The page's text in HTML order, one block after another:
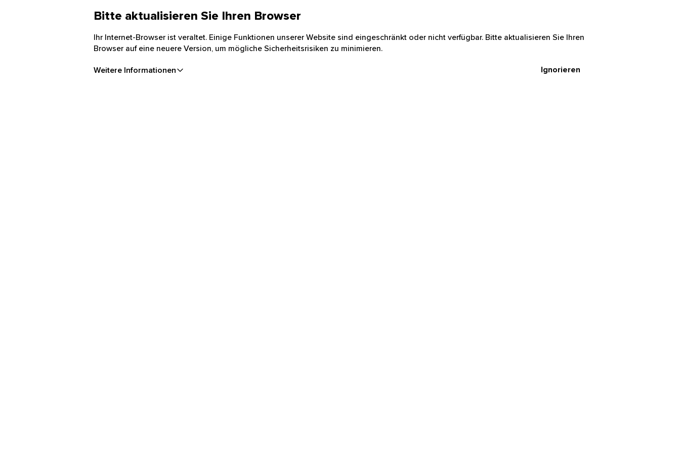
Bitte aktualisieren Sie Ihren Browser
Ihr Internet-Browser ist veraltet. Einige Funktionen unserer Website sind eingeschränkt oder nicht verfügbar. Bitte aktualisieren Sie Ihren
Browser auf eine neuere Version, um mögliche Sicherheitsrisiken zu minimieren.
Weitere Informationen Ignorieren